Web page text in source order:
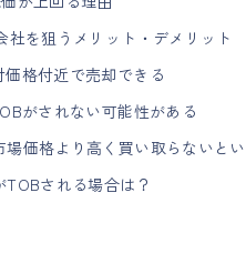
社を狙うメリット・デメリット
格付近で売却できる
がされない可能性がある
価格より高く買い取らないと
される場合は？